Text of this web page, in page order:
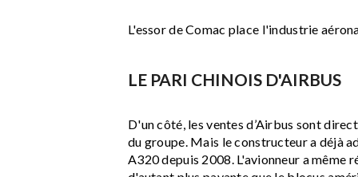
L'essor de Comac place l'industrie
LE PARI CHINOIS D'AIRBUS
D'un côté, les ventes d’Airbus sont
du groupe. Mais le constructeur a déjà
A320 depuis 2008. L'avionneur a